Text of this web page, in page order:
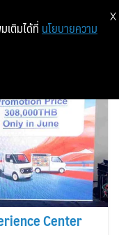
Center
เติมได้ที่ นโยบายความ
X